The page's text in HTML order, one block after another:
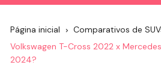
Página inicial
Comparativos de
Volkswagen T-Cross 2022 x
2024?